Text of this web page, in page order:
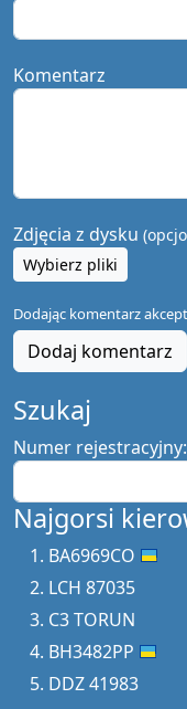
Komentarz
Zdjęcia z dysku
Wybierz pliki
Dodając komentarz
Dodaj komentarz
Szukaj
Numer rejestracyjny:
Najgorsi
BA6969CO
LCH 87035
C3 TORUN
BH3482PP
DDZ 41983